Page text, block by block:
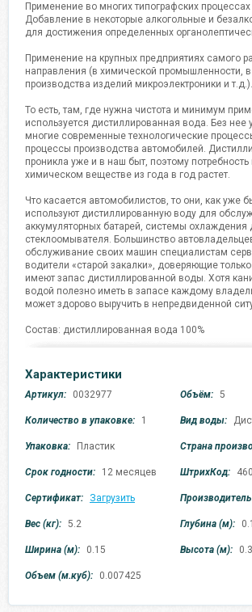
Применение во многих типографских
Добавление в некоторые алкогольные и
для достижения определенных
Применение на крупных предприятиях самого
направления (в химической промышленности, в
производства изделий микроэлектроники и т.д.).
То есть, там, где нужна чистота и минимум
используется дистиллированная вода. Без
многие современные технологические
процессы производства автомобилей.
проникла уже и в наш быт, поэтому потребность
химическом веществе из года в год растет.
Что касается автомобилистов, то они, как уже
используют дистиллированную воду для
аккумуляторных батарей, системы охлаждения
стеклоомывателя. Большинство
обслуживание своих машин специалистам
водители «старой закалки», доверяющие
имеют запас дистиллированной воды. Хотя
водой полезно иметь в запасе каждому
может здорово выручить в непредвиденной
Состав: дистиллированная вода 100%
Характеристики
Артикул: 0032977 Объём: 5
Количество в упаковке: 1 Вид воды:
Упаковка: Пластик Страна
Срок годности: 12 месяцев ШтрихКод:
Сертификат: Загрузить
Вес (кг): 5.2 Глубина (м):
Ширина (м): 0.15 Высота (м):
Объем (м.куб): 0.007425